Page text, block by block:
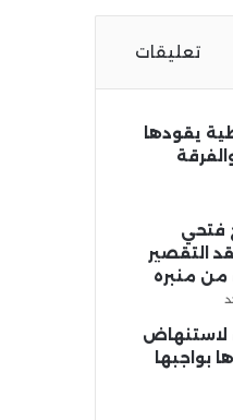
تعليقات
يقودها
فتحي
التقصير
من منبره
لاستنهاض
بواجبها